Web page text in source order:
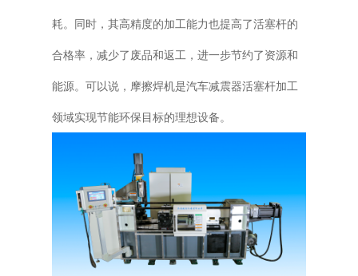
耗。同时，其高精度的加工能力也提高了活塞杆的
合格率，减少了废品和返工，进一步节约了资源和
能源。可以说，摩擦焊机是汽车减震器活塞杆加工
领域实现节能环保目标的理想设备。